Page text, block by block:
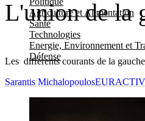
Agriculture et Alimentation
Santé
Technologies
Energie, Environnement et
Défense
L'union de la
Les différents courants de la
Sarantis Michalopoulos